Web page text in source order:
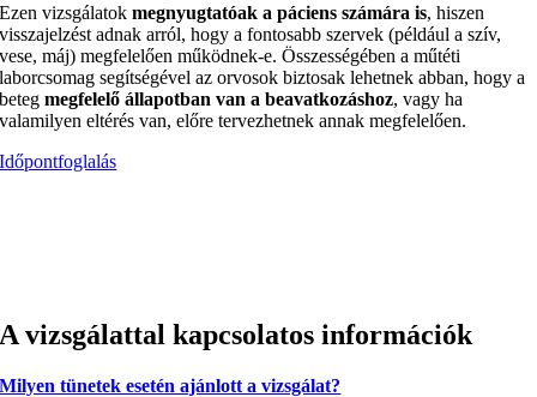
Ezen vizsgálatokmegnyugtatóak a páciens számára is, hiszen
visszajelzést adnak arról, hogy a fontosabb szervek (például a szív,
vese, máj) megfelelően működnek-e. Összességében a műtéti
laborcsomag segítségével az orvosok biztosak lehetnek abban, hogy a
betegmegfelelő állapotban van a beavatkozáshoz, vagy ha
valamilyen eltérés van, előre tervezhetnek annak megfelelően.
Időpontfoglalás
A vizsgálattal kapcsolatos információk
Milyen tünetek esetén ajánlott a vizsgálat?